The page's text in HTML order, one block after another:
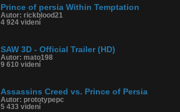
Prince of persia Within Temptation
Autor: rickblood21
4 924 videní
SAW 3D - Official Trailer (HD)
Autor: mato198
9 610 videní
Assassins Creed vs. Prince of Persia
Autor: prototypepc
5 433 videní